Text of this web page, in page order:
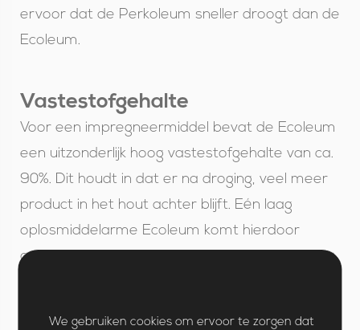
ervoor dat de Perkoleum sneller droogt dan de
Ecoleum.
Vastestofgehalte
Voor een impregneermiddel bevat de Ecoleum
een uitzonderlijk hoog vastestofgehalte van ca.
90%. Dit houdt in dat er na droging, veel meer
product in het hout achter blijft. Eén laag
oplosmiddelarme Ecoleum komt hierdoor
overeen met 3 à 4 lagen andere tuinbeits. Dit
We gebruiken cookies om ervoor te zorgen dat